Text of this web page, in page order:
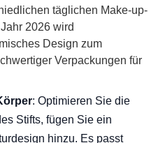
täglichen Make-up-
2026 wird
Design zum
Verpackungen für
: Optimieren Sie die
Stifts, fügen Sie ein
hinzu. Es passt